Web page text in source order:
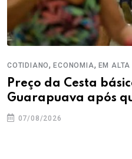
COTIDIANO,ECONOMIA, EM ALTA
Preço da Cesta
Guarapuava após
07/08/2026